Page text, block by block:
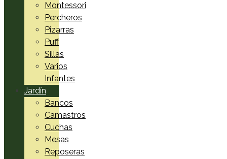
Montessori
Percheros
Pizarras
Puff
Sillas
Varios
Infantes
Jardín
Bancos
Camastros
Cuchas
Mesas
Reposeras